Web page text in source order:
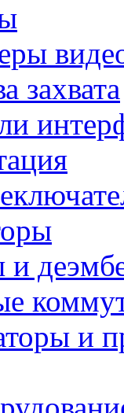
захвата
и
и